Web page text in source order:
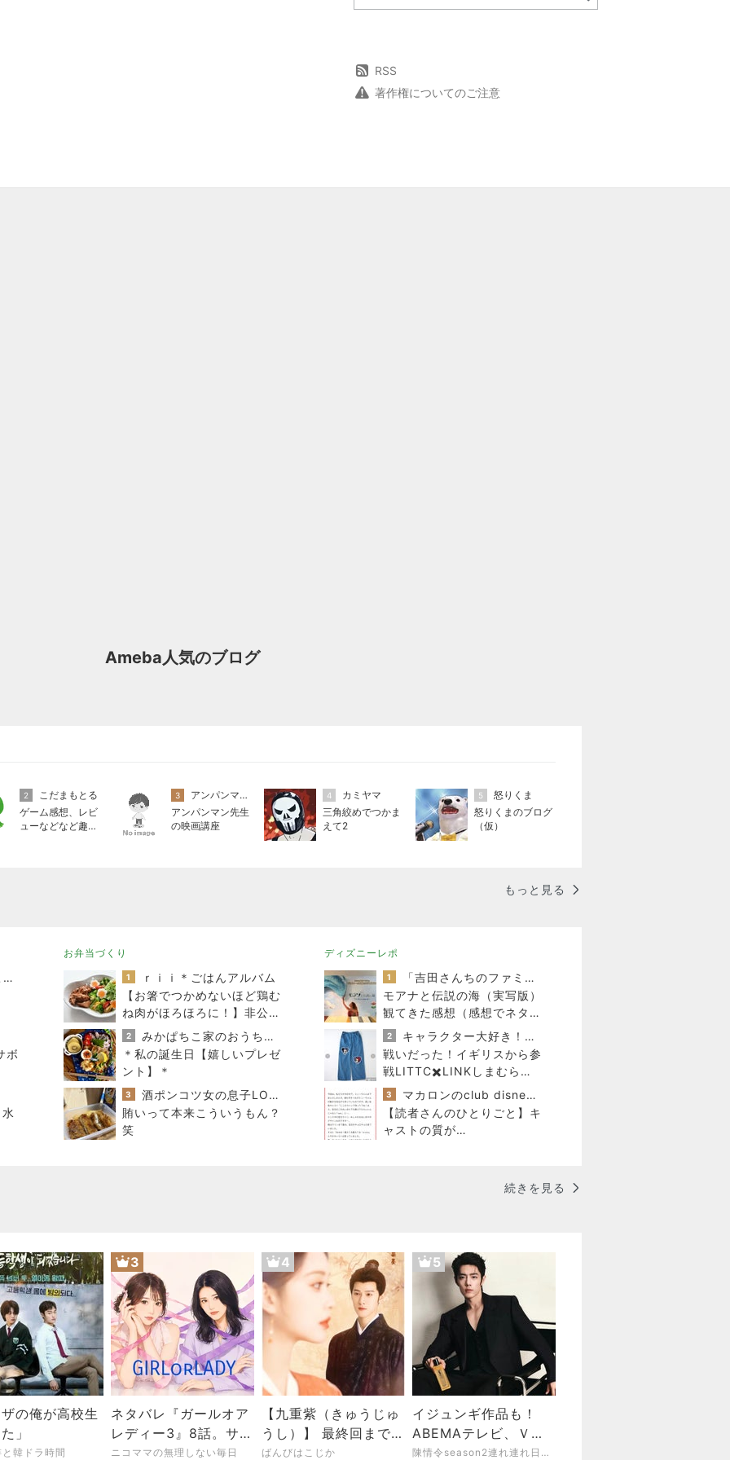
RSS
著作権についてのご注意
Ameba人気のブログ
2
こだまもとる
ゲーム感想、レビ
ューなどなど趣味
3
アンパンマン先生の映画講座
アンパンマン先生
の映画講座
4
カミヤマ
三角絞めでつかま
えて2
5
怒りくま
怒りくまのブログ
（仮）
もっと見る
スコットランドひきこもり日記
ボ
お弁当づくり
1
ｒｉｉ＊ごはんアルバム
【お箸でつかめないほど鶏む
ね肉がほろほろに！】非公開
クーポン貼りまくってます
2
みかぱちこ家のおうちでごはん
＊私の誕生日【嬉しいプレゼ
ント】＊
3
酒ポンコツ女の息子LOVE blog♡♡
賄いって本来こういうもん？
笑
ディズニーレポ
1
「吉田さんちのファミリー日記」Powered by Ameba 吉田さんファミリーオフィシャルブログ
モアナと伝説の海（実写版）
観てきた感想（感想でネタバ
レあり）
2
キャラクター大好き！コロ助の2回目ロンドン生活にっき★
戦いだった！イギリスから参
戦LITTC✖️LINKしまむらデ
ィズニーコラボ！ダッフィー
新商品の話
3
マカロンのclub disney♡
【読者さんのひとりごと】キ
ャストの質が…
続きを見る
ザの俺が高校生
」
韓ドラ時間
3
ネタバレ『ガールオア
レディー3』8話。サヨ
ナラオダミユ。レイに
ニコママの無理しない毎日
4
【九重紫（きゅうじゅ
うし）】 最終回まで観
た 〜閉塞感が開放され
ばんびはこじか
5
イジュンギ作品も！
ABEMAテレビ、Ｖの
ファランが十位以内 陳情令season2連れ連れ日記 シャオジャン